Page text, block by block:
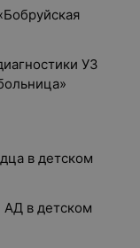
УЗ
в детском
в детском